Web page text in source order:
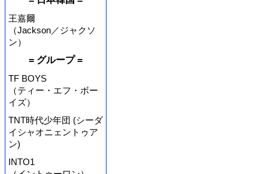
王嘉爾
（Jackson／ジャクソ
ン）
= グループ =
TF BOYS
（ティー・エフ・ボー
イズ）
TNT時代少年団 (シーダ
イシャオニェントゥア
ン)
INTO1